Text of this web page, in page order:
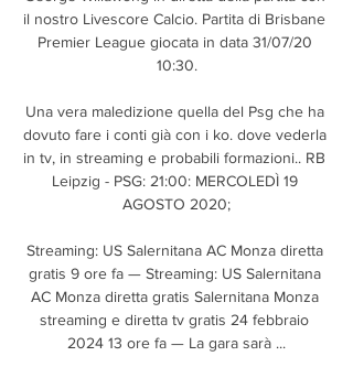
il nostro Livescore Calcio. Partita di Brisbane
Premier League giocata in data 31/07/20
10:30.
Una vera maledizione quella del Psg che ha
dovuto fare i conti già con i ko. dove vederla
in tv, in streaming e probabili formazioni.. RB
Leipzig - PSG: 21:00: MERCOLEDÌ 19
AGOSTO 2020;
Streaming: US Salernitana AC Monza diretta
gratis 9 ore fa — Streaming: US Salernitana
AC Monza diretta gratis Salernitana Monza
streaming e diretta tv gratis 24 febbraio
2024 13 ore fa — La gara sarà ...